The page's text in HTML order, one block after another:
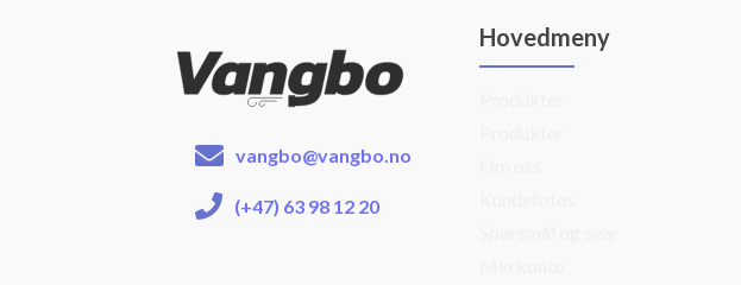
vangbo@vangbo.no
(+47) 63 98 12 20
Hovedmeny